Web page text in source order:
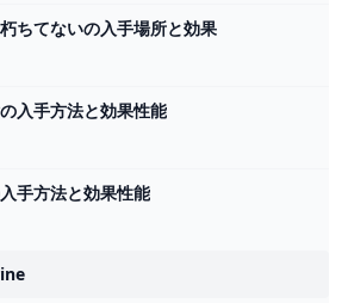
ちてないの入手場所と効果
入手方法と効果性能
手方法と効果性能